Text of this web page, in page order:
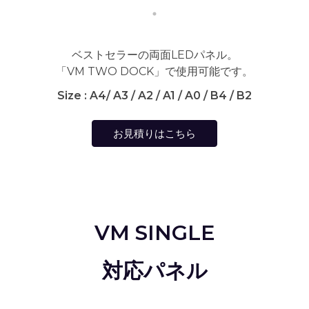
ベストセラーの両面LEDパネル。
「VM TWO DOCK」で使用可能です。
Size : A4/ A3 / A2 / A1 / A0 / B4 / B2
お見積りはこちら
VM SINGLE
対応パネル